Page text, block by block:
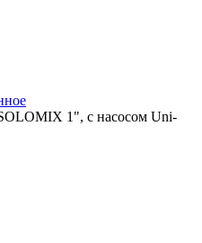
1", с насосом Uni-